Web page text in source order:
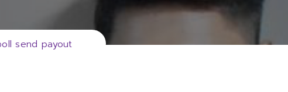
send payout